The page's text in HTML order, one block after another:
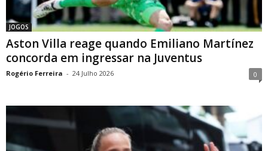
JOGOS
Aston Villa reage quando Emiliano Martínez
concorda em ingressar na Juventus
Rogério Ferreira - 24 Julho 2026 0